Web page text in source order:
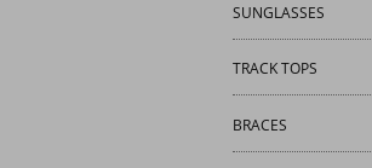
SUNGLASSES
TRACK TOPS
BRACES